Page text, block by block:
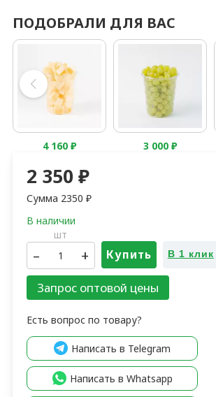
ПОДОБРАЛИ ДЛЯ ВАС
4 160₽ 3 000₽
2 350 ₽
Сумма 2350 ₽
шт
– + Купить В 1 клик
Запрос оптовой цены
Есть вопрос по товару?
Написать в Telegram
Написать в Whatsapp